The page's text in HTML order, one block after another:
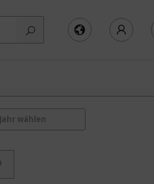
Jahr wählen